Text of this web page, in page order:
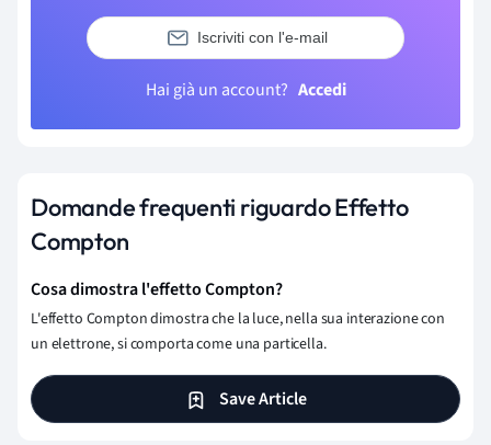
Iscriviti con l'e-mail
Hai già un account? Accedi
Domande frequenti riguardo Effetto
Compton
Cosa dimostra l'effetto Compton?
L'effetto Compton dimostra che la luce, nella sua interazione con
un elettrone, si comporta come una particella.
Save Article